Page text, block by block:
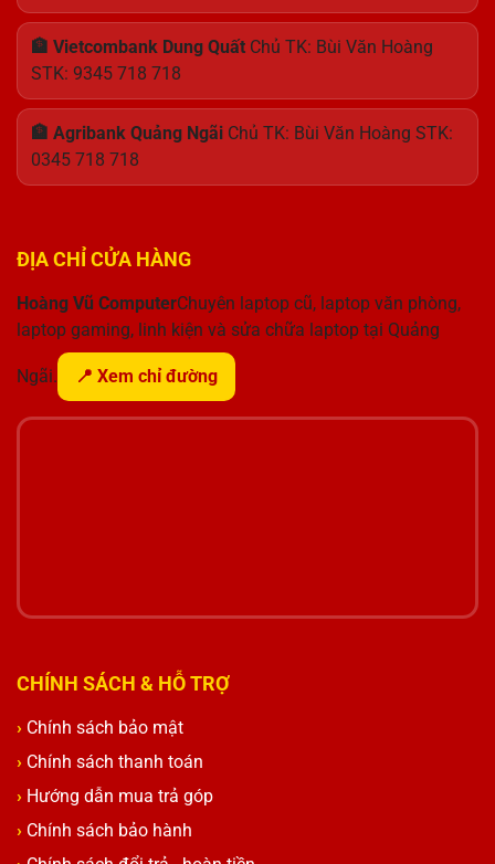
🏦 Vietcombank Dung Quất Chủ TK: Bùi Văn Hoàng
STK: 9345 718 718
🏦 Agribank Quảng Ngãi Chủ TK: Bùi Văn Hoàng STK:
0345 718 718
ĐỊA CHỈ CỬA HÀNG
Hoàng Vũ ComputerChuyên laptop cũ, laptop văn phòng,
laptop gaming, linh kiện và sửa chữa laptop tại Quảng
Ngãi. 📍 Xem chỉ đường
CHÍNH SÁCH & HỖ TRỢ
Chính sách bảo mật
Chính sách thanh toán
Hướng dẫn mua trả góp
Chính sách bảo hành